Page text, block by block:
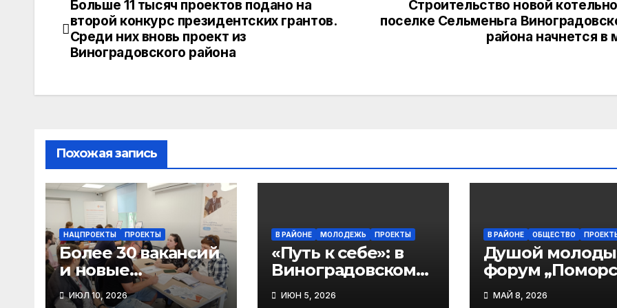
kl
a
s
A
p
p
a
m
Li
Навигация
по
записям
Строительство новой
поселке Сельменьга
района начнется в
Больше 11 тысяч проектов подано на
второй конкурс президентских грантов.
Среди них вновь проект из
Виноградовского района
Похожая запись
НАЦПРОЕКТЫ ПРОЕКТЫ
Более 30 вакансий
и новые
горизонты: как
ИЮЛ 10, 2026
В РАЙОНЕ МОЛОДЕЖЬ ПРОЕКТЫ
«Путь к себе»: в
Виноградовском
округе подростки
ИЮН 5, 2026
В РАЙОНЕ ОБЩЕСТВО
Душой
форум
долголетие“
МАЙ 8, 2026